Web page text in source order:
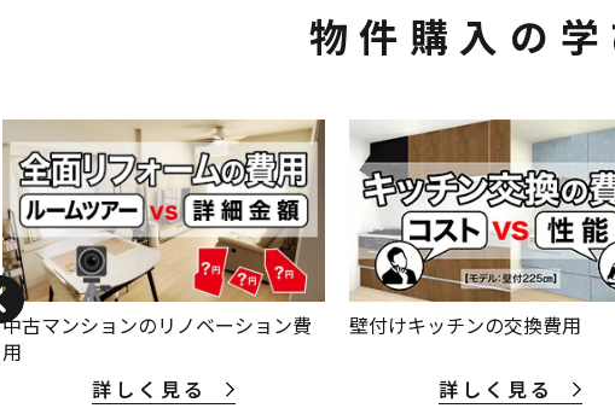
物件購入の学
中古マンションのリノベーション費
用
詳しく見る
壁付けキッチンの交換費用
詳しく見る